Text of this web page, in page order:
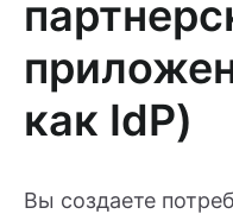
как IdP)
Вы создаете